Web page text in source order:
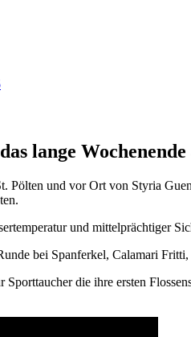
lange
Pölten und vor Ort von Styria
und mittelprächtiger
bei Spanferkel, Calamari
Sporttaucher die ihre ersten